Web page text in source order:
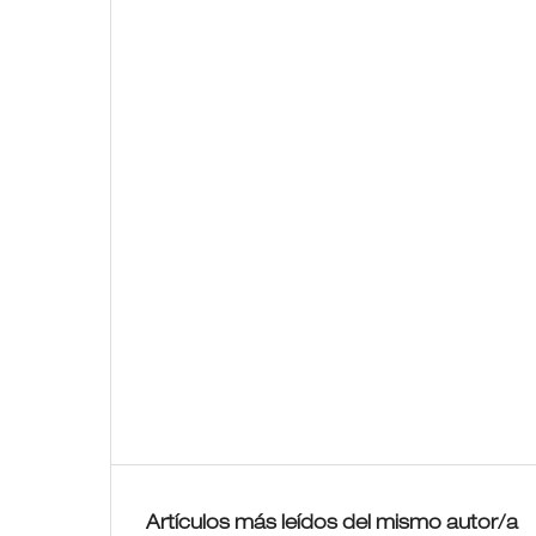
Artículos más leídos del mismo autor/a